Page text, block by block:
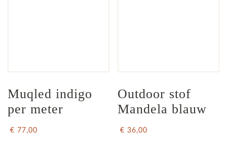
Muqled indigo
per meter
€ 77,00
Outdoor stof
Mandela blauw
€ 36,00